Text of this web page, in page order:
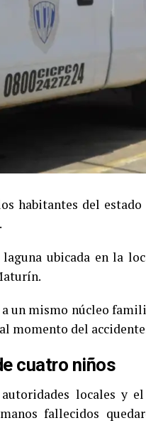
habitantes del
ubicada en la
un mismo núcleo
momento del
cuatro niños
locales y
fallecidos